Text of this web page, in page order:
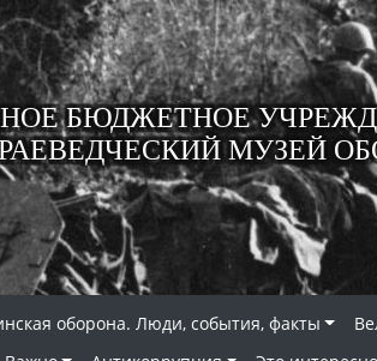
БЮДЖЕТНОЕ
МУЗЕЙ
оборона. Люди, события, факты